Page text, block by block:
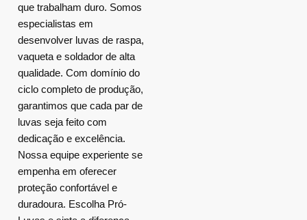
que trabalham duro. Somos
especialistas em
desenvolver luvas de raspa,
vaqueta e soldador de alta
qualidade. Com domínio do
ciclo completo de produção,
garantimos que cada par de
luvas seja feito com
dedicação e excelência.
Nossa equipe experiente se
empenha em oferecer
proteção confortável e
duradoura. Escolha Pró-